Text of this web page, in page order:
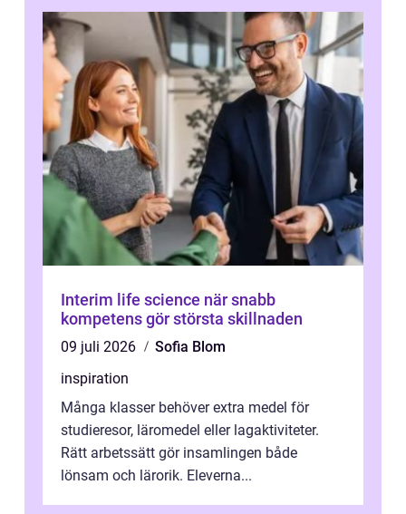
Interim life science när snabb
kompetens gör största skillnaden
09 juli 2026
Sofia Blom
inspiration
Många klasser behöver extra medel för
studieresor, läromedel eller lagaktiviteter.
Rätt arbetssätt gör insamlingen både
lönsam och lärorik. Eleverna...